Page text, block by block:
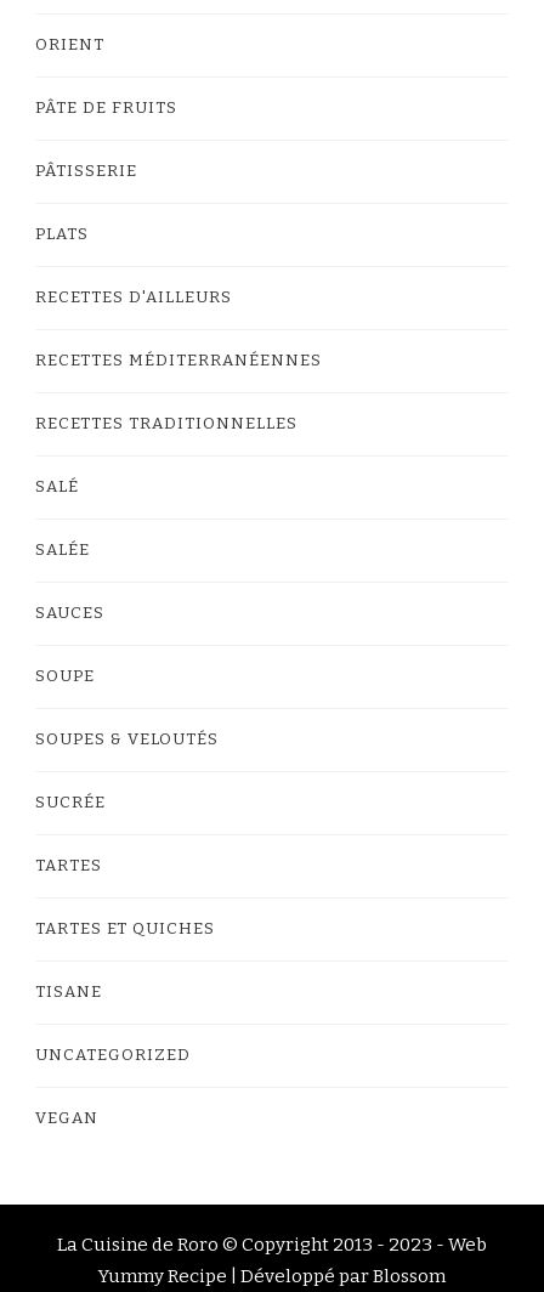
ORIENT
PÂTE DE FRUITS
PÂTISSERIE
PLATS
RECETTES D'AILLEURS
RECETTES MÉDITERRANÉENNES
RECETTES TRADITIONNELLES
SALÉ
SALÉE
SAUCES
SOUPE
SOUPES & VELOUTÉS
SUCRÉE
TARTES
TARTES ET QUICHES
TISANE
UNCATEGORIZED
VEGAN
La Cuisine de Roro © Copyright 2013 - 2023 - Web
Yummy Recipe | Développé parBlossom